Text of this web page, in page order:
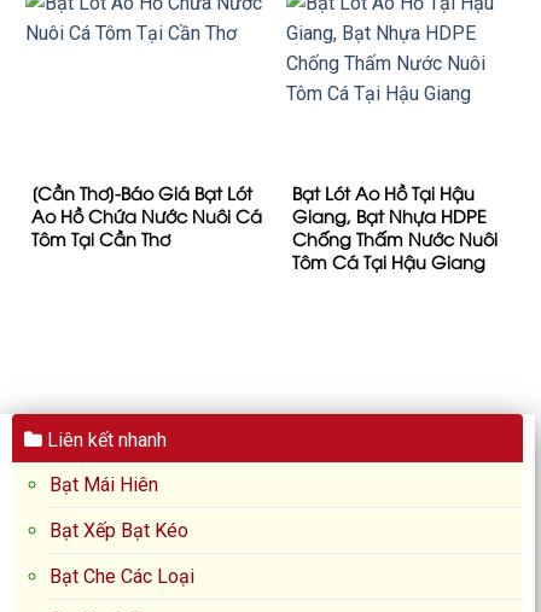
[Cần Thơ]-Báo Giá Bạt Lót
Ao Hồ Chứa Nước Nuôi Cá
Tôm Tại Cần Thơ
Bạt Lót Ao Hồ Tại Hậu
Giang, Bạt Nhựa HDPE
Chống Thấm Nước Nuôi
Tôm Cá Tại Hậu Giang
Liên kết nhanh
Bạt Mái Hiên
Bạt Xếp Bạt Kéo
Bạt Che Các Loại